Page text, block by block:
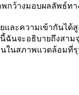
กว้างมอบผลลัพธ์ท
และความเข้ากันไ
นจะอธิบายถึงสา
ในสภาพแวดล้อมที่